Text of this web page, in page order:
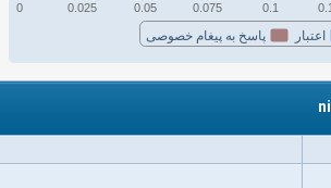
اعتبار پاسخ به پیغام خصوصی
0 0.025 0.05 0.075 0.1